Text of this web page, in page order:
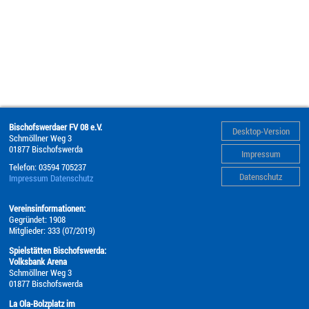
Desktop-Version
Impressum
Datenschutz
Bischofswerdaer FV 08 e.V.
Schmöllner Weg 3
01877 Bischofswerda
Telefon:03594 705237
Impressum Datenschutz
Vereinsinformationen:
Gegründet: 1908
Mitglieder: 333 (07/2019)
Spielstätten Bischofswerda:
Volksbank Arena
Schmöllner Weg 3
01877 Bischofswerda
La Ola-Bolzplatz im